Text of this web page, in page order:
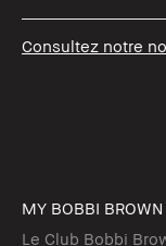
Consultez notre
MY BOBBI BROWN
Le Club Bobbi